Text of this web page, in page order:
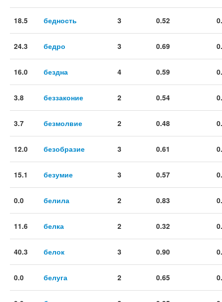
18.5 бедность 3 0.52
24.3 бедро 3 0.69
16.0 бездна 4 0.59
3.8 беззаконие 2 0.54
3.7 безмолвие 2 0.48
12.0 безобразие 3 0.61
15.1 безумие 3 0.57
0.0 белила 2 0.83
11.6 белка 2 0.32
40.3 белок 3 0.90
0.0 белуга 2 0.65